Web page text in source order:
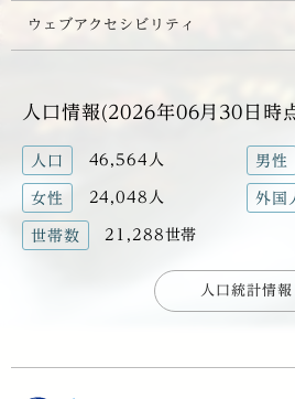
ウェブアクセシビリティ
人口情報(2026年06月30日時
人口 46,564人 男性
女性 24,048人 外国
世帯数 21,288世帯
人口統計情報